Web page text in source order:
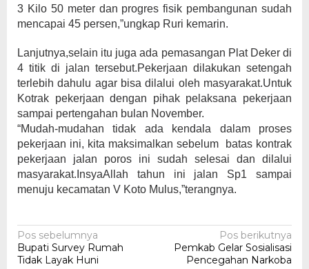
3 Kilo 50 meter dan progres fisik pembangunan sudah
mencapai 45 persen,”ungkap Ruri kemarin.
Lanjutnya,selain itu juga ada pemasangan Plat Deker di
4 titik di jalan tersebut.Pekerjaan dilakukan setengah
terlebih dahulu agar bisa dilalui oleh masyarakat.Untuk
Kotrak pekerjaan dengan pihak pelaksana pekerjaan
sampai pertengahan bulan November.
“Mudah-mudahan tidak ada kendala dalam proses
pekerjaan ini, kita maksimalkan sebelum batas kontrak
pekerjaan jalan poros ini sudah selesai dan dilalui
masyarakat.InsyaAllah tahun ini jalan Sp1 sampai
menuju kecamatan V Koto Mulus,”terangnya.
Navigasi
pos
Pos sebelumnya
Bupati Survey Rumah
Tidak Layak Huni
Pos berikutnya
Pemkab Gelar Sosialisasi
Pencegahan Narkoba